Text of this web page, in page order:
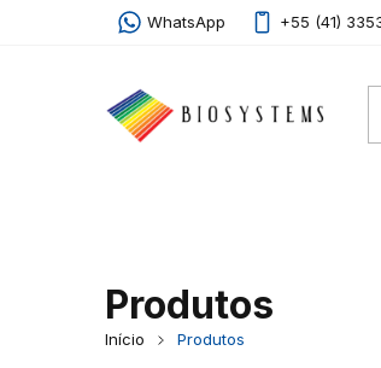
WhatsApp +55 (41)
Produtos
Início Produtos